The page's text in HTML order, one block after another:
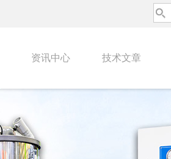
资讯中心 技术文章